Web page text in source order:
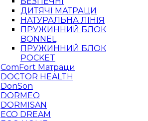
ДИТЯЧІ МАТРАЦИ
НАТУРАЛЬНА ЛІНІЯ
ПРУЖИННИЙ БЛОК
BONNEL
ПРУЖИННИЙ БЛОК
POCKET
ComFort Матраци
DOCTOR HEALTH
DonSon
DORMEO
DORMISAN
ECO DREAM